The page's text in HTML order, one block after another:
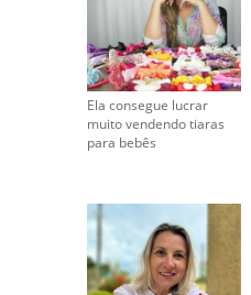
Ela consegue lucrar
muito vendendo tiaras
para bebês